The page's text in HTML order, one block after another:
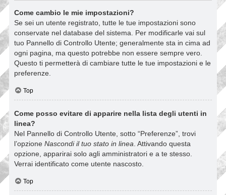
Come cambio le mie impostazioni?
Se sei un utente registrato, tutte le tue impostazioni sono
conservate nel database del sistema. Per modificarle vai sul
tuo Pannello di Controllo Utente; generalmente sta in cima ad
ogni pagina, ma questo potrebbe non essere sempre vero.
Questo ti permetterà di cambiare tutte le tue impostazioni e le
preferenze.
Top
Come posso evitare di apparire nella lista degli utenti in
linea?
Nel Pannello di Controllo Utente, sotto “Preferenze”, trovi
l’opzione Nascondi il tuo stato in linea . Attivando questa
opzione, apparirai solo agli amministratori e a te stesso.
Verrai identificato come utente nascosto.
Top